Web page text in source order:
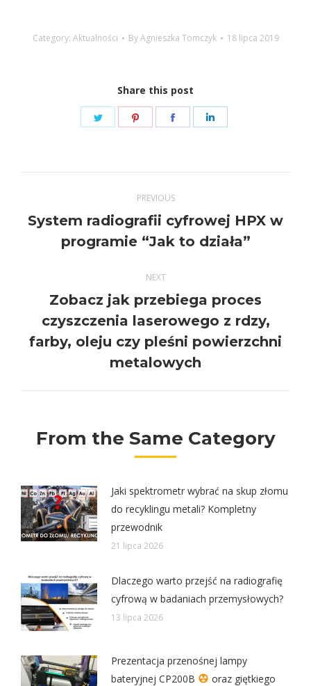
Category: Aktualności ByAgnieszka Tomczyk 18 lipca 2019
Share this post
Share
Share
Share
navigation
PREVIOUS
Previous
post:
System radiografii cyfrowej HPX w
programie “Jak to działa”
NEXT
Next
post:
Zobacz jak przebiega proces
czyszczenia laserowego z rdzy,
farby, oleju czy pleśni powierzchni
metalowych
From the Same Category
Jaki spektrometr wybrać na skup złomu
do recyklingu metali? Kompletny
przewodnik
21 lipca 2026
Dlaczego warto przejść na radiografię
cyfrową w badaniach przemysłowych?
13 lipca 2026
Prezentacja przenośnej lampy
bateryjnej CP200B
oraz giętkiego